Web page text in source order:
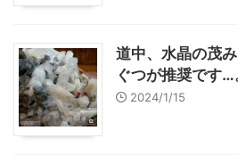
道中、水晶の茂
ぐつが推奨です…
2024/1/15